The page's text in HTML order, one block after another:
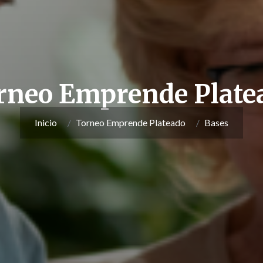
Emprende
Inicio Torneo Emprende Plateado Bases